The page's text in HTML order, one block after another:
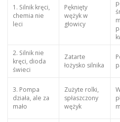
1. Silnik kręci,
chemia nie
leci
Pęknięty
wężyk w
głowicy
2. Silnik nie
kręci, dioda
świeci
Zatarte
łożysko silnika
3. Pompa
działa, ale za
mało
Zużyte rolki,
spłaszczony
wężyk